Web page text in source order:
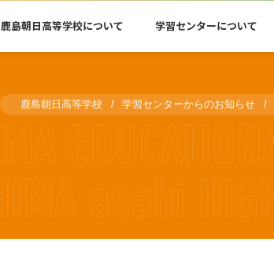
鹿島朝日高等学校について 学習センターについて
鹿島朝日高等学校 学習センターからのお知らせ